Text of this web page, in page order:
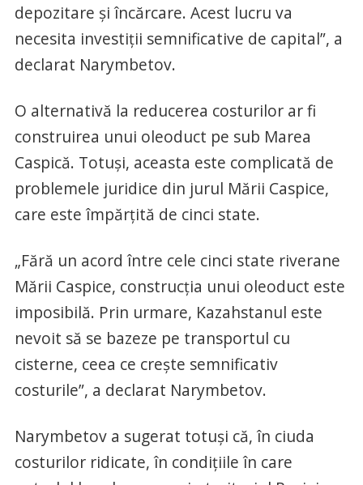
depozitare și încărcare. Acest lucru va
necesita investiții semnificative de capital”, a
declarat Narymbetov.
O alternativă la reducerea costurilor ar fi
construirea unui oleoduct pe sub Marea
Caspică. Totuși, aceasta este complicată de
problemele juridice din jurul Mării Caspice,
care este împărțită de cinci state.
„Fără un acord între cele cinci state riverane
Mării Caspice, construcția unui oleoduct este
imposibilă. Prin urmare, Kazahstanul este
nevoit să se bazeze pe transportul cu
cisterne, ceea ce crește semnificativ
costurile”, a declarat Narymbetov.
Narymbetov a sugerat totuși că, în ciuda
costurilor ridicate, în condițiile în care